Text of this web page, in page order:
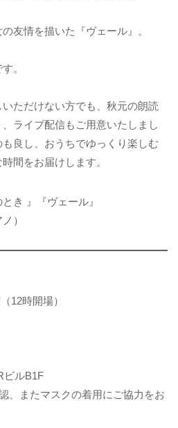
友情を描いた『ヴェール』。
。
ただけない方でも、秋元の朗読
ライブ配信もご用意いたしまし
良し、おうちでゆっくり楽しむ
間をお届けします。
き 』『ヴェール』
ノ）
12時開場）
ビルB1F
、またマスクの着用にご協力をお